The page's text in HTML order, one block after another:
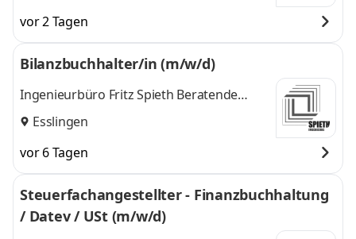
vor 2 Tagen
Bilanzbuchhalter/in (m/w/d)
Ingenieurbüro Fritz Spieth Beratende
Ingenieure GmbH
Esslingen
vor 6 Tagen
Steuerfachangestellter - Finanzbuchhaltung
/ Datev / USt (m/w/d)